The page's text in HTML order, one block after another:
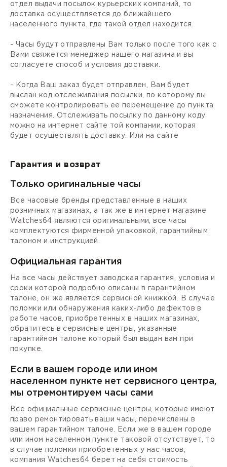
отдел выдачи посылок курьерских компаний, то
доставка осуществляется до ближайшего
населенного пункта, где такой отдел находится.
- Часы будут отправлены Вам только после того как с
Вами свяжется менеджер нашего магазина и вы
согласуете способ и условия доставки.
- Когда Ваш заказ будет отправлен, Вам будет
выслан код отслеживания посылки, по которому вы
сможете контролировать ее перемещение до пункта
назначения. Отслеживать посылку по данному коду
можно на интернет сайте той компании, которая
будет осуществлять доставку. Или на сайте
Гарантия и возврат
Только оригинальные часы
Все часовые бренды представленные в наших
розничных магазинах, а так же в интернет магазине
Watches64 являются оригинальными, все часы
комплектуются фирменной упаковкой, гарантийным
талоном и инструкцией.
Официальная гарантия
На все часы действует заводская гарантия, условия и
сроки которой подробно описаны в гарантийном
талоне, он же является сервисной книжкой. В случае
поломки или обнаружения каких-либо дефектов в
работе часов, приобретенных в наших магазинах,
обратитесь в сервисные центры, указанные
гарантийном талоне который был выдан вам при
покупке.
Если в вашем городе или ином
населенном пункте нет сервисного центра,
мы отремонтируем часы сами
Все официальные сервисные центры, которые имеют
право ремонтировать ваши часы, перечислены в
вашем гарантийном талоне. Если же в вашем городе
или ином населенном пункте таковой отсутствует, то
в случае поломки приобретенных у нас часов,
компания Watches64 берет на себя стоимость